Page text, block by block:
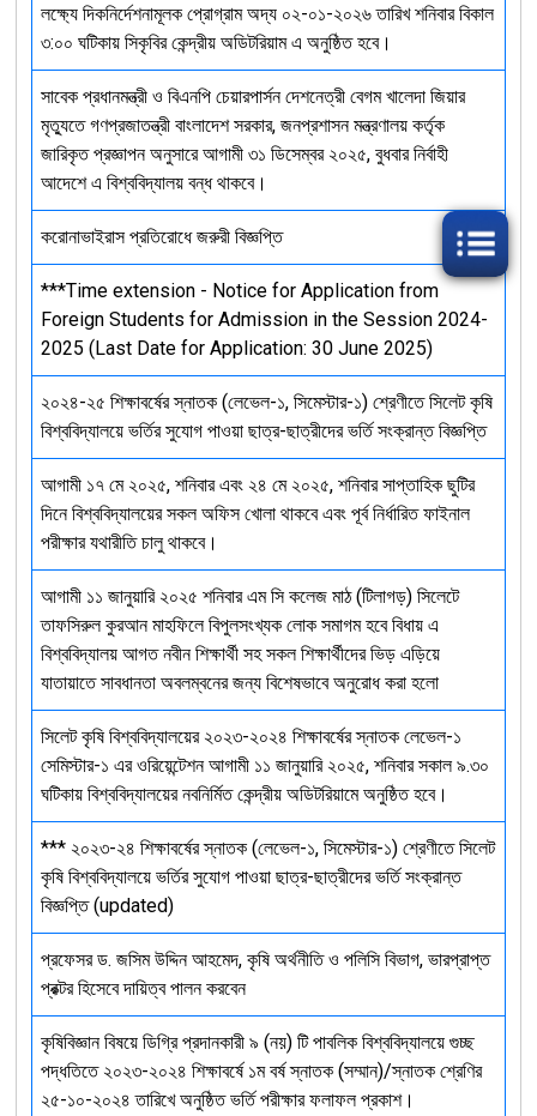
লক্ষ্যে দিকনির্দেশনামূলক প্রোগ্রাম অদ্য ০২-০১-২০২৬ তারিখ শনিবার বিকাল
৩:০০ ঘটিকায় সিকৃবির কেন্দ্রীয় অডিটরিয়াম এ অনুষ্ঠিত হবে।
সাবেক প্রধানমন্ত্রী ও বিএনপি চেয়ারপার্সন দেশনেত্রী বেগম খালেদা জিয়ার
মৃত্যুতে গণপ্রজাতন্ত্রী বাংলাদেশ সরকার, জনপ্রশাসন মন্ত্রণালয় কর্তৃক
জারিকৃত প্রজ্ঞাপন অনুসারে আগামী ৩১ ডিসেম্বর ২০২৫, বুধবার নির্বাহী
আদেশে এ বিশ্ববিদ্যালয় বন্ধ থাকবে।
করোনাভাইরাস প্রতিরোধে জরুরী বিজ্ঞপ্তি
***Time extension - Notice for Application from
Foreign Students for Admission in the Session 2024-
2025 (Last Date for Application: 30 June 2025)
২০২৪-২৫ শিক্ষাবর্ষের স্নাতক (লেভেল-১, সিমেস্টার-১) শ্রেণীতে সিলেট কৃষি
বিশ্ববিদ্যালয়ে ভর্তির সুযোগ পাওয়া ছাত্র-ছাত্রীদের ভর্তি সংক্রান্ত বিজ্ঞপ্তি
আগামী ১৭ মে ২০২৫, শনিবার এবং ২৪ মে ২০২৫, শনিবার সাপ্তাহিক ছুটির
দিনে বিশ্ববিদ্যালয়ের সকল অফিস খোলা থাকবে এবং পূর্ব নির্ধারিত ফাইনাল
পরীক্ষার যথারীতি চালু থাকবে।
আগামী ১১ জানুয়ারি ২০২৫ শনিবার এম সি কলেজ মাঠ (টিলাগড়) সিলেটে
তাফসিরুল কুরআন মাহফিলে বিপুলসংখ্যক লোক সমাগম হবে বিধায় এ
বিশ্ববিদ্যালয় আগত নবীন শিক্ষার্থী সহ সকল শিক্ষার্থীদের ভিড় এড়িয়ে
যাতায়াতে সাবধানতা অবলম্বনের জন্য বিশেষভাবে অনুরোধ করা হলো
সিলেট কৃষি বিশ্ববিদ্যালয়ের ২০২৩-২০২৪ শিক্ষাবর্ষের স্নাতক লেভেল-১
সেমিস্টার-১ এর ওরিয়েন্টেশন আগামী ১১ জানুয়ারি ২০২৫, শনিবার সকাল ৯.৩০
ঘটিকায় বিশ্ববিদ্যালয়ের নবনির্মিত কেন্দ্রীয় অডিটরিয়ামে অনুষ্ঠিত হবে।
*** ২০২৩-২৪ শিক্ষাবর্ষের স্নাতক (লেভেল-১, সিমেস্টার-১) শ্রেণীতে সিলেট
কৃষি বিশ্ববিদ্যালয়ে ভর্তির সুযোগ পাওয়া ছাত্র-ছাত্রীদের ভর্তি সংক্রান্ত
বিজ্ঞপ্তি (updated)
প্রফেসর ড. জসিম উদ্দিন আহমেদ, কৃষি অর্থনীতি ও পলিসি বিভাগ, ভারপ্রাপ্ত
প্রক্টর হিসেবে দায়িত্ব পালন করবেন
কৃষিবিজ্ঞান বিষয়ে ডিগ্রি প্রদানকারী ৯ (নয়) টি পাবলিক বিশ্ববিদ্যালয়ে গুচ্ছ
পদ্ধতিতে ২০২৩-২০২৪ শিক্ষাবর্ষে ১ম বর্ষ স্নাতক (সম্মান)/স্নাতক শ্রেণির
২৫-১০-২০২৪ তারিখে অনুষ্ঠিত ভর্তি পরীক্ষার ফলাফল প্রকাশ।